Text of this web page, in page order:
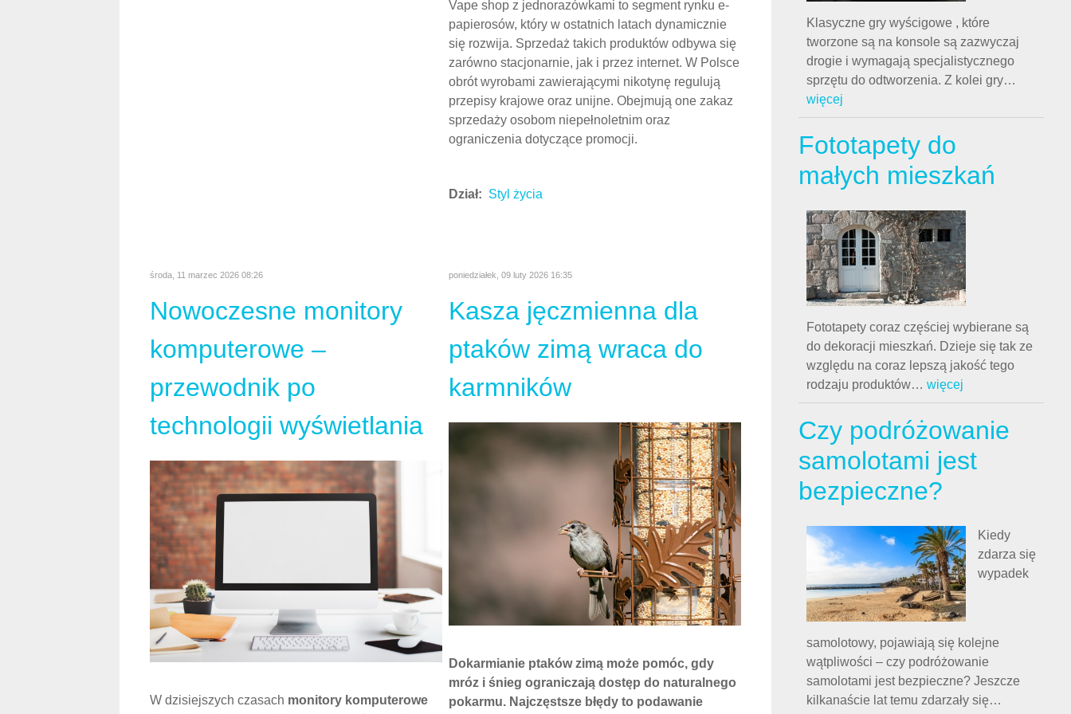
cenione za doskonały kontrast, przez lata borykały
Dział: Technologia
jednorazówkami –
dostępność,
bezpieczeństwo i rozwój
sprzedaży online
Vape shop z jednorazówkami to segment rynku e-
papierosów, który w ostatnich latach dynamicznie
się rozwija. Sprzedaż takich produktów odbywa się
zarówno stacjonarnie, jak i przez internet. W Polsce
obrót wyrobami zawierającymi nikotynę regulują
przepisy krajowe oraz unijne. Obejmują one zakaz
sprzedaży osobom niepełnoletnim oraz
ograniczenia dotyczące promocji.
poniedziałek, 09 luty 2026 16:35
Klasyczne gry wyścigowe , które
tworzone są na konsole są zazwyczaj
drogie i wymagają specjalistycznego
sprzętu do odtworzenia. Z kolei gry…
więcej
Fototapety do
małych mieszkań
Fototapety coraz częściej wybierane są
do dekoracji mieszkań. Dzieje się tak ze
względu na coraz lepszą jakość tego
rodzaju produktów… więcej
Czy podróżowanie
samolotami jest
bezpieczne?
Kiedy
zdarza się
wypadek
samolotowy, pojawiają się kolejne
wątpliwości – czy podróżowanie
samolotami jest bezpieczne? Jeszcze
kilkanaście lat temu zdarzały się…